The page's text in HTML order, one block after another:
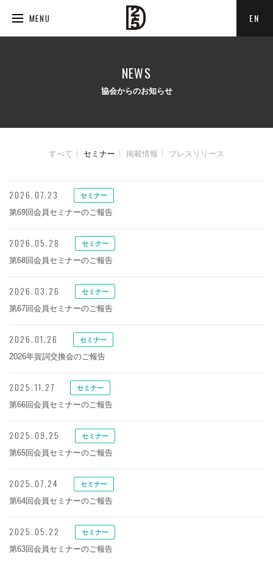
MENU EN
NEWS
協会からのお知らせ
すべて セミナー 掲載情報 プレスリリース
2026.07.23 セミナー
第69回会員セミナーのご報告
2026.05.28 セミナー
第68回会員セミナーのご報告
2026.03.26 セミナー
第67回会員セミナーのご報告
2026.01.26 セミナー
2026年賀詞交換会のご報告
2025.11.27 セミナー
第66回会員セミナーのご報告
2025.09.25 セミナー
第65回会員セミナーのご報告
2025.07.24 セミナー
第64回会員セミナーのご報告
2025.05.22 セミナー
第63回会員セミナーのご報告